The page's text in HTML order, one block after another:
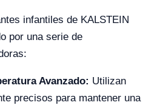
infantiles de KALSTEIN
por una serie de
Avanzado: Utilizan
precisos para mantener una